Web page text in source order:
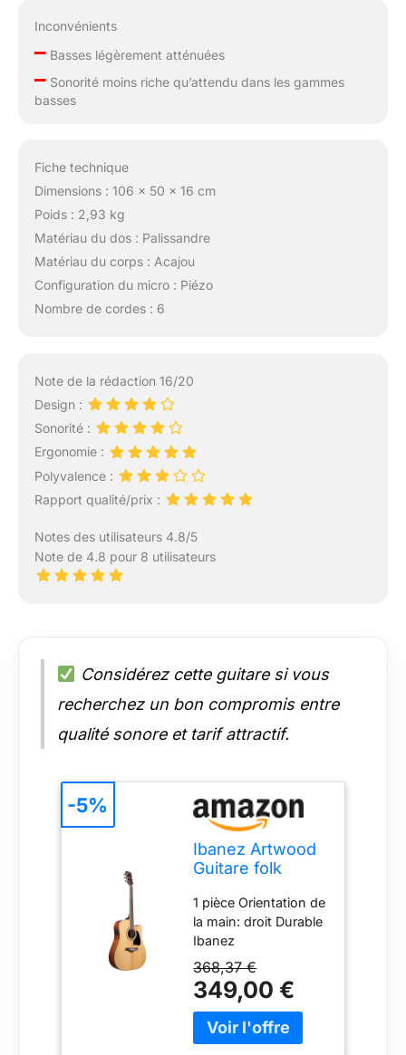
Inconvénients
–Basses légèrement atténuées
–Sonorité moins riche qu’attendu dans les gammes
basses
Fiche technique
Dimensions : 106 x 50 x 16 cm
Poids : 2,93 kg
Matériau du dos : Palissandre
Matériau du corps : Acajou
Configuration du micro : Piézo
Nombre de cordes : 6
Note de la rédaction 16/20
Design :
Sonorité :
Ergonomie :
Polyvalence :
Rapport qualité/prix :
Notes des utilisateurs 4.8/5
Note de 4.8 pour 8 utilisateurs
Considérez cette guitare si vous
recherchez un bon compromis entre
qualité sonore et tarif attractif.
Ibanez Artwood
Guitare folk
AW70ECE-NT
1 pièce Orientation de
la main: droit Durable
Ibanez
368,37 €
349,00 €
-5%